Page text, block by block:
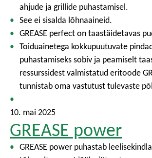
ahjude ja grillide puhastamisel.
See ei sisalda lõhnaaineid.
GREASE perfect on taastäidetavas
Toiduainetega kokkupuutuvate
puhastamiseks sobiv ja peamiselt
ressurssidest valmistatud eritoode
tunnistab oma vastutust tulevaste
10. mai 2025
GREASE power
GREASE power puhastab